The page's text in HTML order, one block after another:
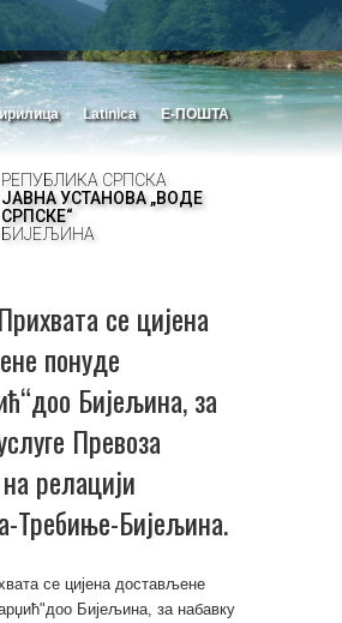
Latinica Е-ПОШТА
РЕПУБЛИКА СРПСКА
ЈАВНА УСТАНОВА „ВОДЕ
СРПСКЕ“
БИЈЕЉИНА
се цијена
понуде
Бијељина, за
Превоза
релацији
Требиње-Бијељина.
се цијена достављене
Бијељина, за набавку